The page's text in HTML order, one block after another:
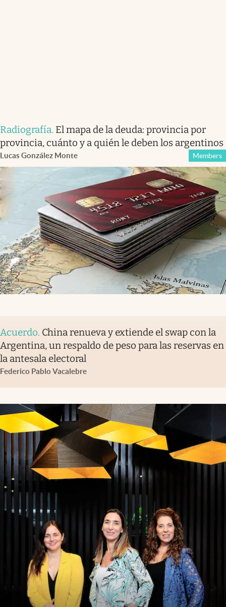
Radiografía. El mapa de la deuda: provincia por
provincia, cuánto y a quién le deben los argentinos
Lucas González Monte Members
Acuerdo. China renueva y extiende el swap con la
Argentina, un respaldo de peso para las reservas en
la antesala electoral
Federico Pablo Vacalebre